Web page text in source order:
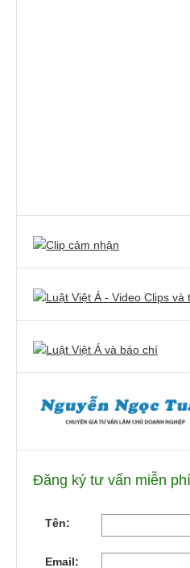
Đăng ký tư vấn miễn
Tên:
Email: